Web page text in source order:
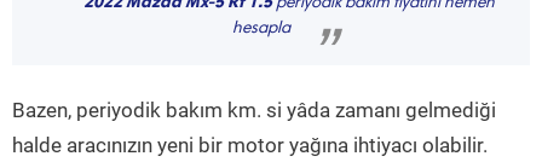
periyodik bakım fiyatını hemen
hesapla
”
Bazen, periyodik bakım km. si yâda zamanı gelmediği
halde aracınızın yeni bir motor yağına ihtiyacı olabilir.